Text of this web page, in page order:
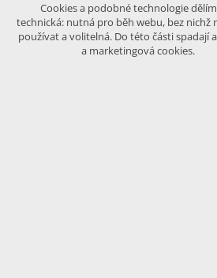
ODMÍTNOUT VŠE
Cookies a podobné technologie
technická: nutná pro běh webu, bez nichž
používat a volitelná. Do této části spadají
a marketingová cookies.